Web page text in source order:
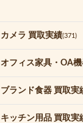
カメラ 買取実績(371)
オフィス家具・OA
ブランド食器 買取実
キッチン用品 買取実